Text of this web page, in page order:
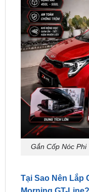
Gắn Cốp Nóc
Tại Sao Nên Lắp
1. Mở rộng